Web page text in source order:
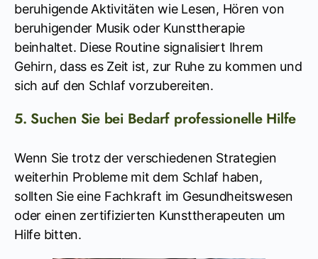
beruhigende Aktivitäten wie Lesen, Hören von
beruhigender Musik oder Kunsttherapie
beinhaltet. Diese Routine signalisiert Ihrem
Gehirn, dass es Zeit ist, zur Ruhe zu kommen und
sich auf den Schlaf vorzubereiten.
5. Suchen Sie bei Bedarf professionelle Hilfe
Wenn Sie trotz der verschiedenen Strategien
weiterhin Probleme mit dem Schlaf haben,
sollten Sie eine Fachkraft im Gesundheitswesen
oder einen zertifizierten Kunsttherapeuten um
Hilfe bitten.